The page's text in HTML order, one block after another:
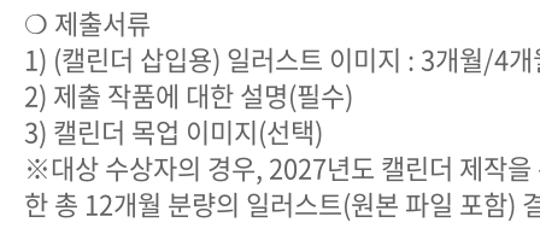
❍ 제출서류
1) (캘린더 삽입용) 일러스트 이미지 : 3개월/4
2) 제출 작품에 대한 설명(필수)
3) 캘린더 목업 이미지(선택)
※대상 수상자의 경우, 2027년도 캘린더 제작을
한 총 12개월 분량의 일러스트(원본 파일 포함)